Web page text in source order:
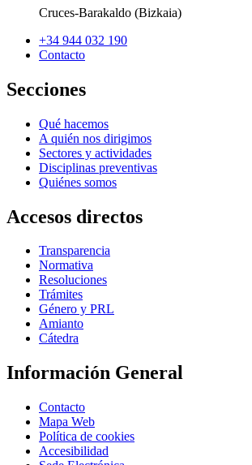
Cruces-Barakaldo (Bizkaia)
+34 944 032 190
Contacto
Secciones
Qué hacemos
A quién nos dirigimos
Sectores y actividades
Disciplinas preventivas
Quiénes somos
Accesos directos
Transparencia
Normativa
Resoluciones
Trámites
Género y PRL
Amianto
Cátedra
Información General
Contacto
Mapa Web
Política de cookies
Accesibilidad